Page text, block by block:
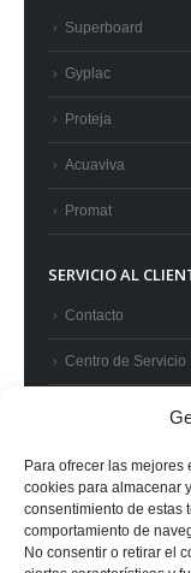
Para ofrecer las
cookies para almacenar
consentimiento de estas
comportamiento de
No consentir o retirar el
Superboard
Gyplac
Proteja
Acuaviva
Promat
SERVICIO AL
Contacto
Centro de Servicio
Superintendencia